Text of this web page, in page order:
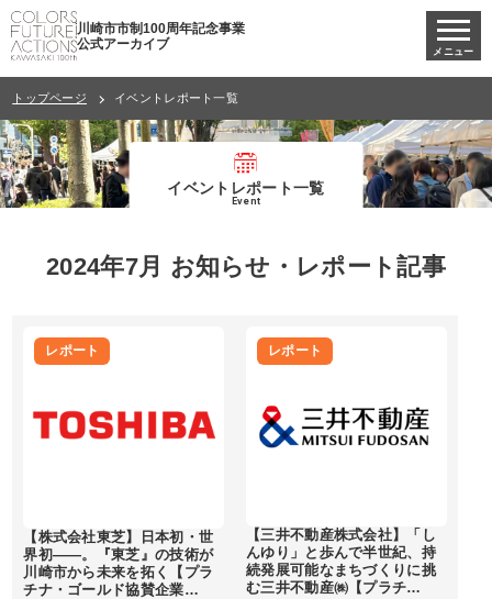
川崎市市制100周年記念事業
公式アーカイブ
メニュー
トップページ イベントレポート一覧
イベントレポート一覧
Event
2024年7月 お知らせ・レポート記事
レポート
【株式会社東芝】日本初・世
界初――。『東芝』の技術が
川崎市から未来を拓く【プラ
チナ・ゴールド協賛企業…
レポート
【三井不動産株式会社】「し
んゆり」と歩んで半世紀、持
続発展可能なまちづくりに挑
む三井不動産㈱【プラチ…